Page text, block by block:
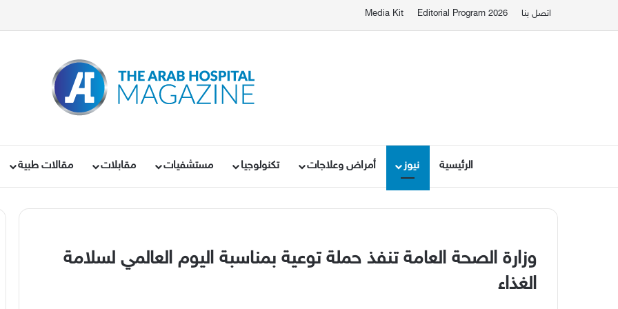
اتصل بنا Editorial Program 2026
Media Kit
الرئيسية نيوز أمراض وعلاجات تكنولوجيا مستشفيات مقابلات مقالات طبية
وزارة الصحة العامة تنفذ حملة توعية بمناسبة اليوم العالمي لسلامة
الغذاء